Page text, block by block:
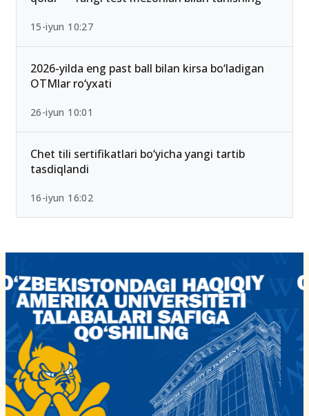
15-iyun 10:27
2026-yilda eng past ball bilan kirsa bo‘ladigan
OTMlar ro‘yxati
26-iyun 10:01
Chet tili sertifikatlari bo‘yicha yangi tartib
tasdiqlandi
16-iyun 16:02